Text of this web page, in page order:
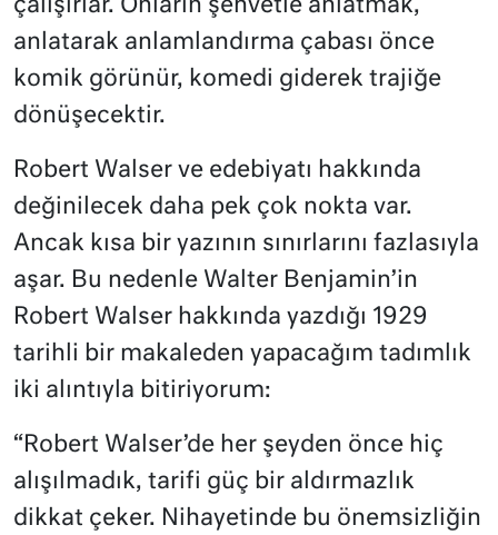
çalışırlar. Onların şehvetle anlatmak,
anlatarak anlamlandırma çabası önce
komik görünür, komedi giderek trajiğe
dönüşecektir.
Robert Walser ve edebiyatı hakkında
değinilecek daha pek çok nokta var.
Ancak kısa bir yazının sınırlarını fazlasıyla
aşar. Bu nedenle Walter Benjamin’in
Robert Walser hakkında yazdığı 1929
tarihli bir makaleden yapacağım tadımlık
iki alıntıyla bitiriyorum:
“Robert Walser’de her şeyden önce hiç
alışılmadık, tarifi güç bir aldırmazlık
dikkat çeker. Nihayetinde bu önemsizliğin